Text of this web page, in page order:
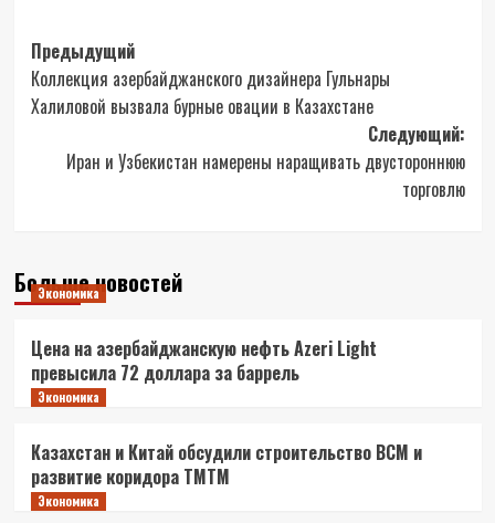
Навигация
записи
Предыдущий
Коллекция азербайджанского дизайнера Гульнары
Халиловой вызвала бурные овации в Казахстане
Следующий:
Иран и Узбекистан намерены наращивать двустороннюю
торговлю
Больше новостей
Экономика
Цена на азербайджанскую нефть Azeri Light
превысила 72 доллара за баррель
Экономика
Казахстан и Китай обсудили строительство ВСМ и
развитие коридора ТМТМ
Экономика